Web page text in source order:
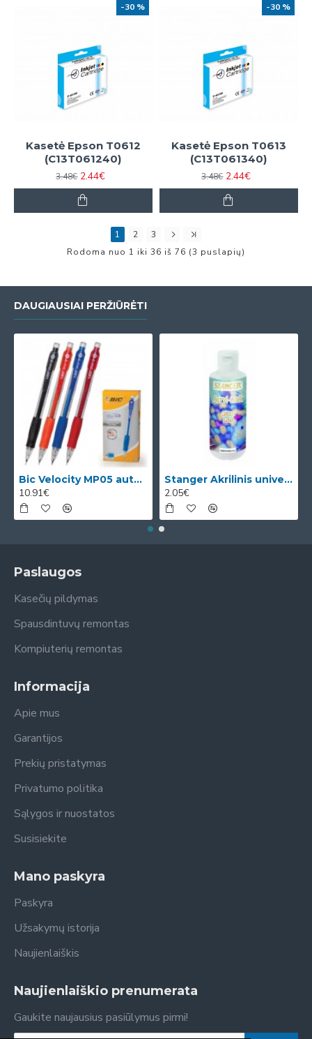
-30 %
Kasetė Epson T0612
(C13T061240)
3.48€ 2.44€
-30 %
Kasetė Epson T0613
(C13T061340)
3.48€ 2.44€
1 2
3
Rodoma nuo 1 iki 36 iš 76 (3 puslapių)
DAUGIAUSIAI PERŽIŪRĖTI
Bic Velocity MP05 automatinis pieštukas su 3 x 0.5mm HB grafitais (dėžutėje 12vnt. skirtingomis korp
10.91€
Stanger Akrilinis universalus lakas, žvilgančio aukso efektas, 82 ml, 1 vnt KI12780A
2.05€
Paslaugos
Kasečių pildymas
Spausdintuvų remontas
Kompiuterių remontas
Informacija
Apie mus
Garantijos
Prekių pristatymas
Privatumo politika
Sąlygos ir nuostatos
Susisiekite
Mano paskyra
Paskyra
Užsakymų istorija
Naujienlaiškis
Naujienlaiškio prenumerata
Gaukite naujausius pasiūlymus pirmi!